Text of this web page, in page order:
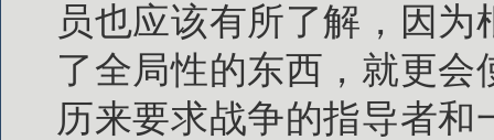
员也应该有所了解，因
了全局性的东西，就更
历来要求战争的指导者